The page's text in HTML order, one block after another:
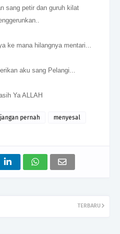
sang petir dan guruh kilat
ke mana hilangnya mentari...
aku sang Pelangi...
Ya ALLAH
jangan pernah
menyesal
TERBARU